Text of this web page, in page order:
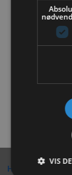
kr.
Hvorfor vælge
VIS